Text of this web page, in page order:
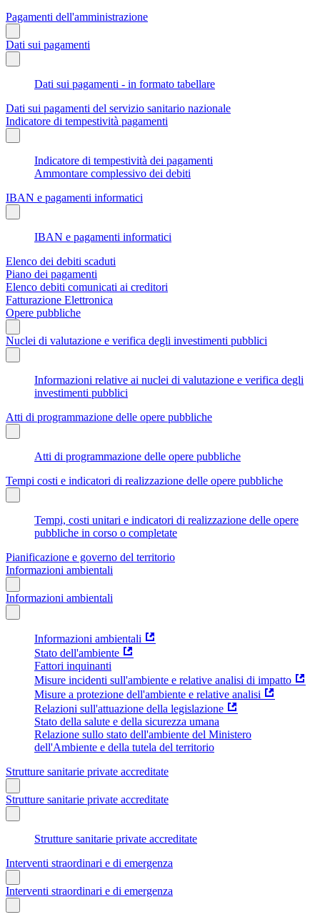
Pagamenti dell'amministrazione
Dati sui pagamenti
Dati sui pagamenti - in formato tabellare
Dati sui pagamenti del servizio sanitario nazionale
Indicatore di tempestività pagamenti
Indicatore di tempestività dei pagamenti
Ammontare complessivo dei debiti
IBAN e pagamenti informatici
IBAN e pagamenti informatici
Elenco dei debiti scaduti
Piano dei pagamenti
Elenco debiti comunicati ai creditori
Fatturazione Elettronica
Opere pubbliche
Nuclei di valutazione e verifica degli investimenti pubblici
Informazioni relative ai nuclei di valutazione e verifica degli
investimenti pubblici
Atti di programmazione delle opere pubbliche
Atti di programmazione delle opere pubbliche
Tempi costi e indicatori di realizzazione delle opere pubbliche
Tempi, costi unitari e indicatori di realizzazione delle opere
pubbliche in corso o completate
Pianificazione e governo del territorio
Informazioni ambientali
Informazioni ambientali
Informazioni ambientali
Stato dell'ambiente
Fattori inquinanti
Misure incidenti sull'ambiente e relative analisi di impatto
Misure a protezione dell'ambiente e relative analisi
Relazioni sull'attuazione della legislazione
Stato della salute e della sicurezza umana
Relazione sullo stato dell'ambiente del Ministero
dell'Ambiente e della tutela del territorio
Strutture sanitarie private accreditate
Strutture sanitarie private accreditate
Strutture sanitarie private accreditate
Interventi straordinari e di emergenza
Interventi straordinari e di emergenza